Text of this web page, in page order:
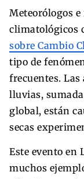
Meteorólogos
climatológicos
sobre Cambio
tipo de
frecuentes.
lluvias,
global, están
secas
Este evento en
muchos